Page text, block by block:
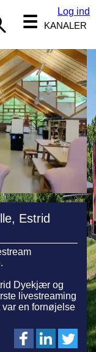
Log ind
☰ KANALER
Estrid
Dyekjær og
livestreaming
var en fornøjelse